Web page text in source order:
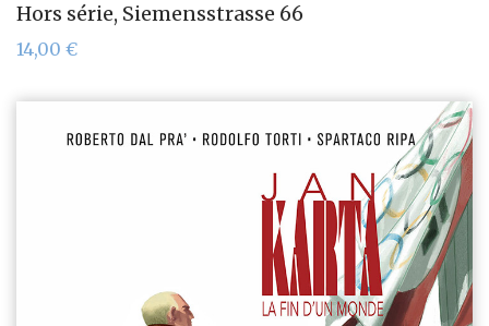
Hors série, Siemensstrasse 66
14,00 €